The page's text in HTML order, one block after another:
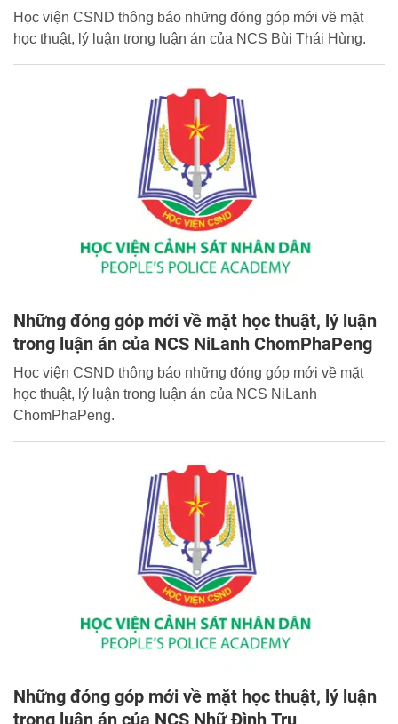
Học viện CSND thông báo những đóng góp mới về mặt
học thuật, lý luận trong luận án của NCS Bùi Thái Hùng.
Những đóng góp mới về mặt học thuật, lý luận
trong luận án của NCS NiLanh ChomPhaPeng
Học viện CSND thông báo những đóng góp mới về mặt
học thuật, lý luận trong luận án của NCS NiLanh
ChomPhaPeng.
Những đóng góp mới về mặt học thuật, lý luận